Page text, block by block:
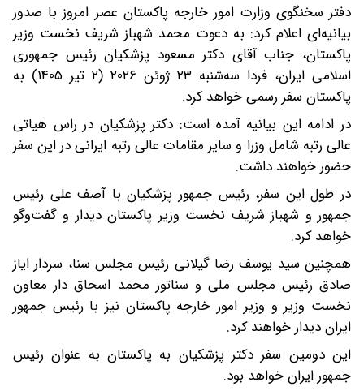
دفتر سخنگوی وزارت امور خارجه پاکستان عصر امروز با صدور
بیانیه‌ای اعلام کرد: به دعوت محمد شهباز شریف نخست وزیر
پاکستان، جناب آقای دکتر مسعود پزشکیان رئیس جمهوری
اسلامی ایران، فردا سه‌شنبه ۲۳ ژوئن ۲۰۲۶ (۲ تیر ۱۴۰۵) به
پاکستان سفر رسمی خواهد کرد.
در ادامه این بیانیه آمده است: دکتر پزشکیان در راس هیاتی
عالی رتبه شامل وزرا و سایر مقامات عالی رتبه ایرانی در این سفر
حضور خواهند داشت.
در طول این سفر، رئیس جمهور پزشکیان با آصف علی رئیس
جمهور و شهباز شریف نخست وزیر پاکستان دیدار و گفت‌وگو
خواهد کرد.
همچنین سید یوسف رضا گیلانی رئیس مجلس سنا، سردار ایاز
صادق رئیس مجلس ملی و سناتور محمد اسحاق دار معاون
نخست وزیر و وزیر امور خارجه پاکستان نیز با رئیس جمهور
ایران دیدار خواهند کرد.
این دومین سفر دکتر پزشکیان به پاکستان به عنوان رئیس
جمهور ایران خواهد بود.